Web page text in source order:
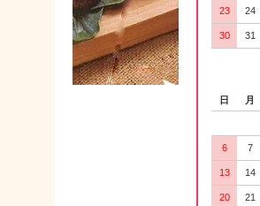
23 24
30 31
日 月
6 7
13 14
20 21